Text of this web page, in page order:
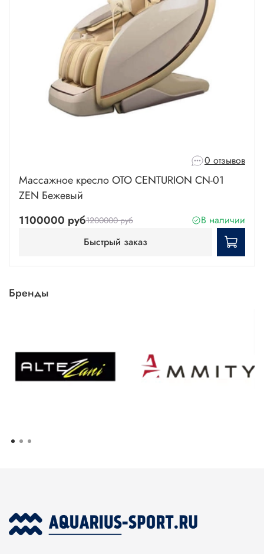
0 отзывов
Массажное кресло OTO CENTURION CN-01
ZEN Бежевый
1100000 руб1200000 руб
В наличии
Быстрый заказ
Бренды